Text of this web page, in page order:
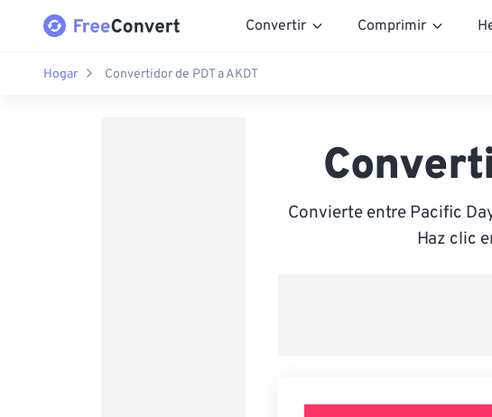
Convertir Comprimir
Hogar Convertidor de PDT a AKDT
Convierte entre Pacific
Haz clic